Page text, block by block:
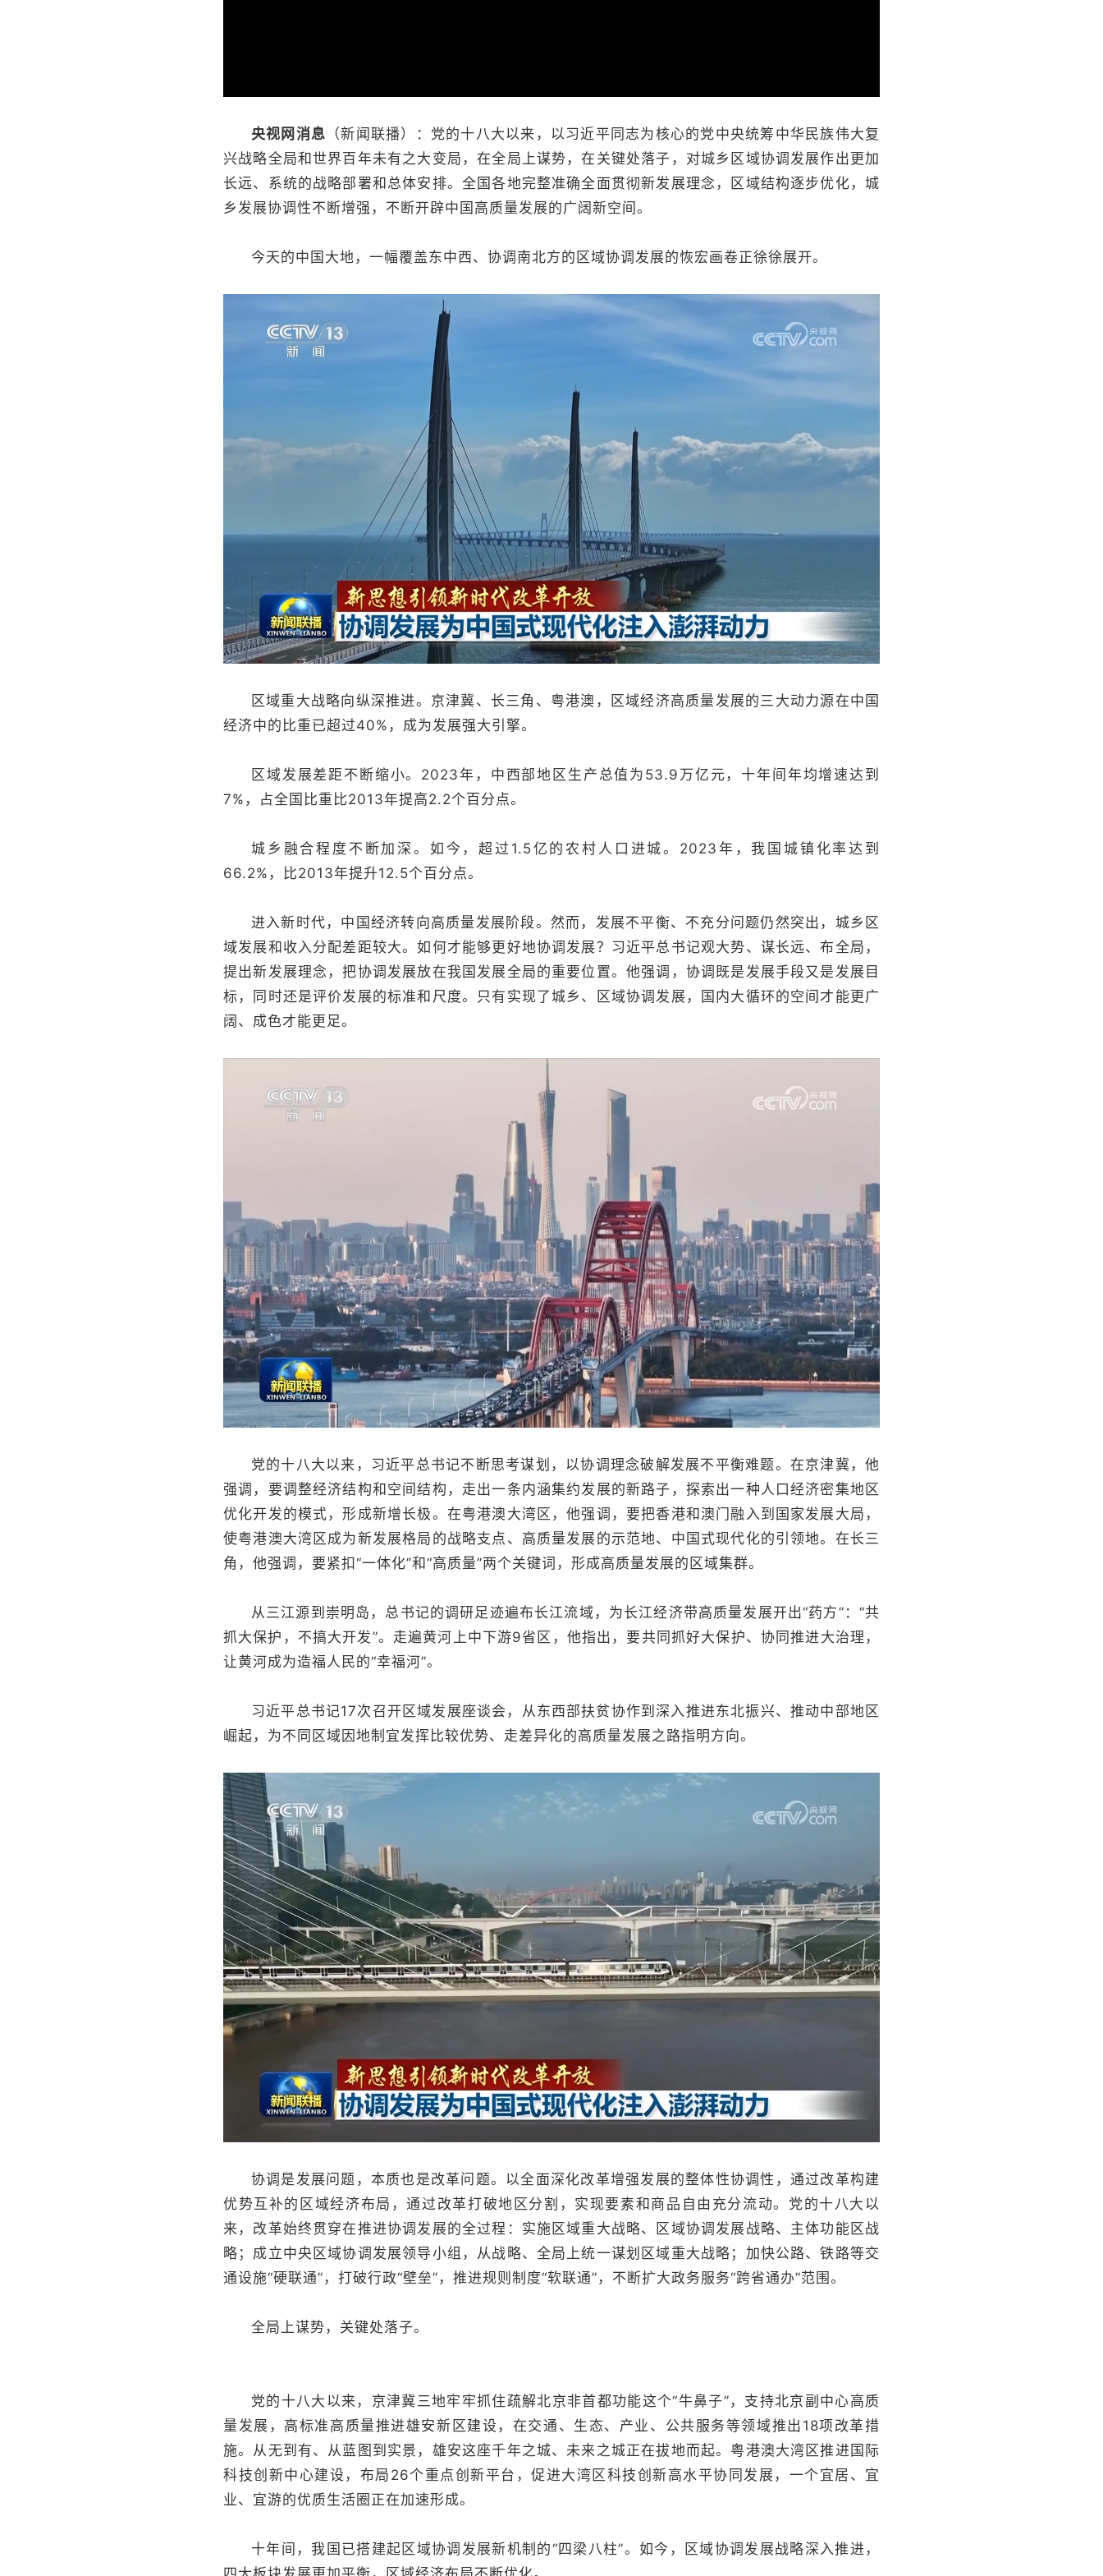
央视网消息 （新闻联播）：党的十八大以来，以习近平同志为核心的党中央统筹中华民族伟大复
兴战略全局和世界百年未有之大变局，在全局上谋势，在关键处落子，对城乡区域协调发展作出更加
长远、系统的战略部署和总体安排。全国各地完整准确全面贯彻新发展理念，区域结构逐步优化，城
乡发展协调性不断增强，不断开辟中国高质量发展的广阔新空间。
今天的中国大地，一幅覆盖东中西、协调南北方的区域协调发展的恢宏画卷正徐徐展开。
区域重大战略向纵深推进。京津冀、长三角、粤港澳，区域经济高质量发展的三大动力源在中国
经济中的比重已超过40%，成为发展强大引擎。
区域发展差距不断缩小。2023年，中西部地区生产总值为53.9万亿元，十年间年均增速达到
7%，占全国比重比2013年提高2.2个百分点。
城乡融合程度不断加深。如今，超过1.5亿的农村人口进城。2023年，我国城镇化率达到
66.2%，比2013年提升12.5个百分点。
进入新时代，中国经济转向高质量发展阶段。然而，发展不平衡、不充分问题仍然突出，城乡区
域发展和收入分配差距较大。如何才能够更好地协调发展？习近平总书记观大势、谋长远、布全局，
提出新发展理念，把协调发展放在我国发展全局的重要位置。他强调，协调既是发展手段又是发展目
标，同时还是评价发展的标准和尺度。只有实现了城乡、区域协调发展，国内大循环的空间才能更广
阔、成色才能更足。
党的十八大以来，习近平总书记不断思考谋划，以协调理念破解发展不平衡难题。在京津冀，他
强调，要调整经济结构和空间结构，走出一条内涵集约发展的新路子，探索出一种人口经济密集地区
优化开发的模式，形成新增长极。在粤港澳大湾区，他强调，要把香港和澳门融入到国家发展大局，
使粤港澳大湾区成为新发展格局的战略支点、高质量发展的示范地、中国式现代化的引领地。在长三
角，他强调，要紧扣“一体化”和“高质量”两个关键词，形成高质量发展的区域集群。
从三江源到崇明岛，总书记的调研足迹遍布长江流域，为长江经济带高质量发展开出“药方”：“共
抓大保护，不搞大开发”。走遍黄河上中下游9省区，他指出，要共同抓好大保护、协同推进大治理，
让黄河成为造福人民的“幸福河”。
习近平总书记17次召开区域发展座谈会，从东西部扶贫协作到深入推进东北振兴、推动中部地区
崛起，为不同区域因地制宜发挥比较优势、走差异化的高质量发展之路指明方向。
协调是发展问题，本质也是改革问题。以全面深化改革增强发展的整体性协调性，通过改革构建
优势互补的区域经济布局，通过改革打破地区分割，实现要素和商品自由充分流动。党的十八大以
来，改革始终贯穿在推进协调发展的全过程：实施区域重大战略、区域协调发展战略、主体功能区战
略；成立中央区域协调发展领导小组，从战略、全局上统一谋划区域重大战略；加快公路、铁路等交
通设施“硬联通”，打破行政“壁垒”，推进规则制度“软联通”，不断扩大政务服务“跨省通办”范围。
全局上谋势，关键处落子。
党的十八大以来，京津冀三地牢牢抓住疏解北京非首都功能这个“牛鼻子”，支持北京副中心高质
量发展，高标准高质量推进雄安新区建设，在交通、生态、产业、公共服务等领域推出18项改革措
施。从无到有、从蓝图到实景，雄安这座千年之城、未来之城正在拔地而起。粤港澳大湾区推进国际
科技创新中心建设，布局26个重点创新平台，促进大湾区科技创新高水平协同发展，一个宜居、宜
业、宜游的优质生活圈正在加速形成。
十年间，我国已搭建起区域协调发展新机制的“四梁八柱”。如今，区域协调发展战略深入推进，